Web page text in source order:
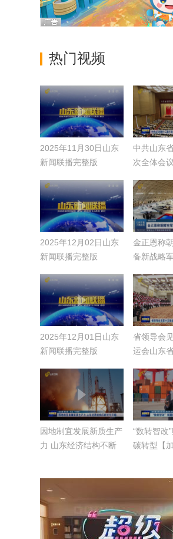
热门视频
2025年11月30日山东
新闻联播完整版
中共山东
次全体会
讲话
2025年12月02日山东
新闻联播完整版
金正恩称
备新战略
2025年12月01日山东
新闻联播完整版
省领导会
运会山东
因地制宜发展新质生产
力 山东经济结构不断
“数转智改
碳转型【